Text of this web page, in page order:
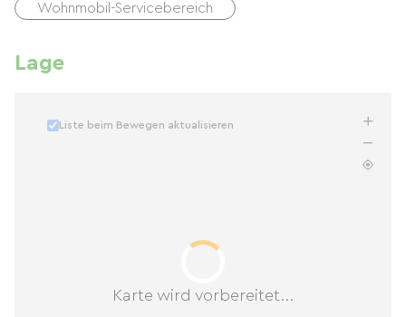
Wohnmobil-Servicebereich
Lage
Karte wird vorbereitet...
Liste beim Bewegen aktualisieren